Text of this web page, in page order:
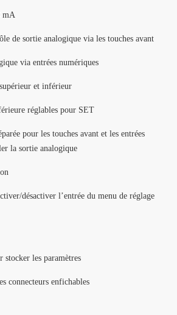
mA
de sortie analogique via les touches avant
via entrées numériques
et inférieur
réglables pour SET
pour les touches avant et les entrées
la sortie analogique
désactiver l’entrée du menu de réglage
les paramètres
connecteurs enfichables